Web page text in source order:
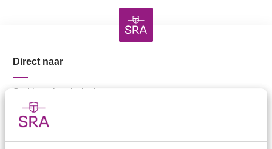
Direct naar
Stel je vaktechnische vraag
Branche in Zicht
Dossiers
Kantoorvinder